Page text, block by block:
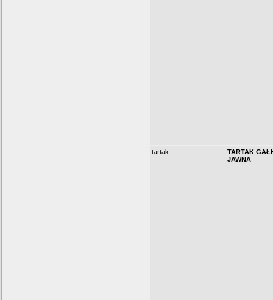
tartak
TARTAK
JAWNA